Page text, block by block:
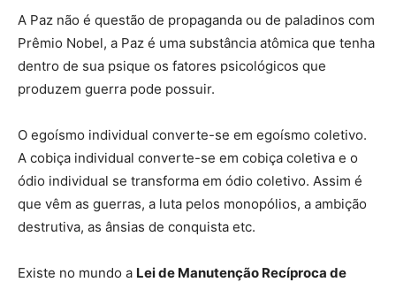
A Paz não é questão de propaganda ou de paladinos com
Prêmio Nobel, a Paz é uma substância atômica que tenha
dentro de sua psique os fatores psicológicos que
produzem guerra pode possuir.
O egoísmo individual converte-se em egoísmo coletivo.
A cobiça individual converte-se em cobiça coletiva e o
ódio individual se transforma em ódio coletivo. Assim é
que vêm as guerras, a luta pelos monopólios, a ambição
destrutiva, as ânsias de conquista etc.
Existe no mundo a Lei de Manutenção Recíproca de